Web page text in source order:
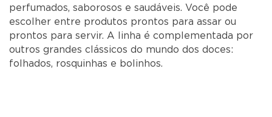
perfumados, saborosos e saudáveis. Você pode
escolher entre produtos prontos para assar ou
prontos para servir. A linha é complementada por
outros grandes clássicos do mundo dos doces:
folhados, rosquinhas e bolinhos.